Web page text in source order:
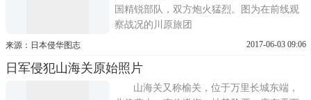
国精锐部队，双方炮火猛烈。图为在前线观
察战况的川原旅团
来源：日本侵华图志 2017-06-03 09:06
日军侵犯山海关原始照片
山海关又称榆关，位于万里长城东端，